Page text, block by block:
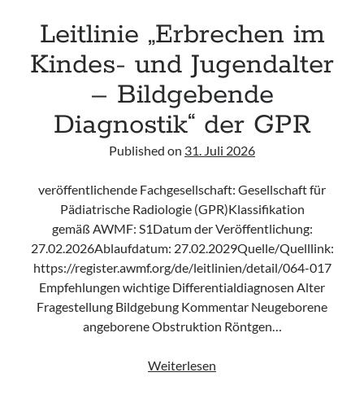
Leitlinie „Erbrechen im
Kindes- und Jugendalter
– Bildgebende
Diagnostik“ der GPR
Published on 31. Juli 2026
veröffentlichende Fachgesellschaft: Gesellschaft für
Pädiatrische Radiologie (GPR)Klassifikation
gemäß AWMF: S1Datum der Veröffentlichung:
27.02.2026Ablaufdatum: 27.02.2029Quelle/Quelllink:
https://register.awmf.org/de/leitlinien/detail/064-017
Empfehlungen wichtige Differentialdiagnosen Alter
Fragestellung Bildgebung Kommentar Neugeborene
angeborene Obstruktion Röntgen…
Weiterlesen